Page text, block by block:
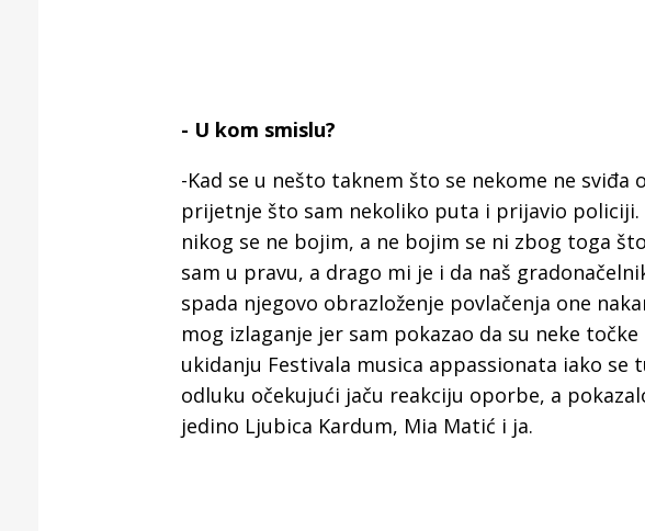
- U kom smislu?
-Kad se u nešto taknem što se nekome ne
prijetnje što sam nekoliko puta i prijavio
nikog se ne bojim, a ne bojim se ni zbog toga
sam u pravu, a drago mi je i da naš
spada njegovo obrazloženje povlačenja one
mog izlaganje jer sam pokazao da su neke
ukidanju Festivala musica appassionata iako
odluku očekujući jaču reakciju oporbe, a
jedino Ljubica Kardum, Mia Matić i ja.